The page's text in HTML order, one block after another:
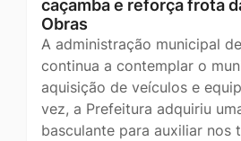
caçamba e reforça frota
Obras
A administração municipal
continua a contemplar o
aquisição de veículos e
vez, a Prefeitura adquiriu
basculante para auxiliar nos